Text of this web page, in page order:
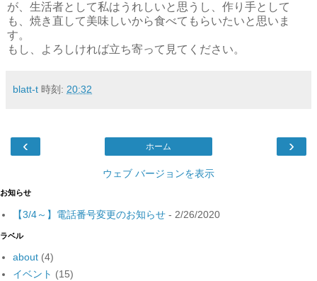
が、生活者として私はうれしいと思うし、作り手として
も、焼き直して美味しいから食べてもらいたいと思いま
す。
もし、よろしければ立ち寄って見てください。
blatt-t 時刻: 20:32
‹ ›
ホーム
ウェブ バージョンを表示
お知らせ
【3/4～】電話番号変更のお知らせ - 2/26/2020
ラベル
about (4)
イベント (15)